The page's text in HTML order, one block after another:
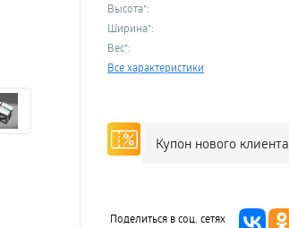
Высота*:
Ширина*:
Вес*:
Все характеристики
Купон нового клиента
Поделиться в соц. сетях